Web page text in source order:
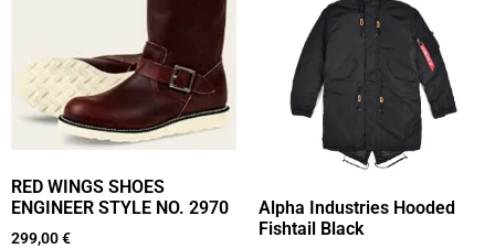
RED WINGS SHOES
ENGINEER STYLE NO. 2970
299,00€
Alpha Industries Hooded
Fishtail Black